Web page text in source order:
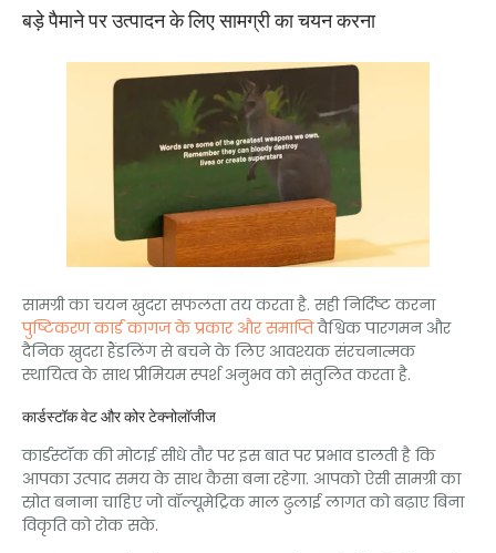
बड़े पैमाने पर उत्पादन के लिए सामग्री का चयन करना
सामग्री का चयन खुदरा सफलता तय करता है. सही निर्दिष्ट करना
पुष्टिकरण कार्ड कागज के प्रकार और समाप्तिवैश्विक पारगमन और
दैनिक खुदरा हैंडलिंग से बचने के लिए आवश्यक संरचनात्मक
स्थायित्व के साथ प्रीमियम स्पर्श अनुभव को संतुलित करता है.
कार्डस्टॉक वेट और कोर टेक्नोलॉजीज
कार्डस्टॉक की मोटाई सीधे तौर पर इस बात पर प्रभाव डालती है कि
आपका उत्पाद समय के साथ कैसा बना रहेगा. आपको ऐसी सामग्री का
स्रोत बनाना चाहिए जो वॉल्यूमेट्रिक माल ढुलाई लागत को बढ़ाए बिना
विकृति को रोक सके.